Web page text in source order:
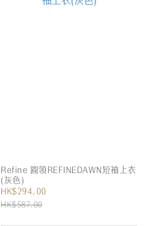
Refine 圓領REFINEDAWN短袖上衣
(灰色)
HK$294.00
HK$587.00